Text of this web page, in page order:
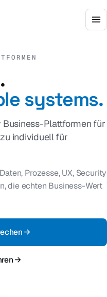
systems.
Plattformen für
individuell für
Prozesse, UX, Security
die echten Business-Wert